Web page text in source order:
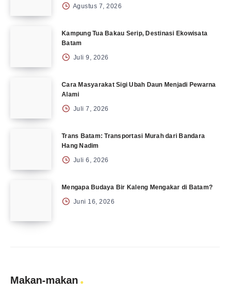
Agustus 7, 2026
Kampung Tua Bakau Serip, Destinasi Ekowisata
Batam
Juli 9, 2026
Cara Masyarakat Sigi Ubah Daun Menjadi Pewarna
Alami
Juli 7, 2026
Trans Batam: Transportasi Murah dari Bandara
Hang Nadim
Juli 6, 2026
Mengapa Budaya Bir Kaleng Mengakar di Batam?
Juni 16, 2026
Makan-makan